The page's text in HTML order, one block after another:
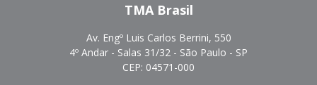
TMA Brasil
Av. Engº Luis Carlos Berrini, 550
4º Andar - Salas 31/32 - São Paulo - SP
CEP: 04571-000